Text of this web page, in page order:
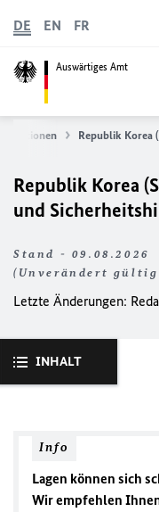
Auswärtiges Amt
DE EN FR
Republik Korea
Republik Korea
und
Stand - 09.08.2026
(Unverändert gültig
Letzte Änderungen:
INHALT
Info
Lagen können sich
Wir empfehlen